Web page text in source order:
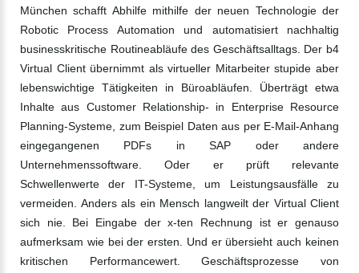
München schafft Abhilfe mithilfe der neuen Technologie der
Robotic Process Automation und automatisiert nachhaltig
businesskritische Routineabläufe des Geschäftsalltags. Der b4
Virtual Client übernimmt als virtueller Mitarbeiter stupide aber
lebenswichtige Tätigkeiten in Büroabläufen. Überträgt etwa
Inhalte aus Customer Relationship- in Enterprise Resource
Planning-Systeme, zum Beispiel Daten aus per E-Mail-Anhang
eingegangenen PDFs in SAP oder andere
Unternehmenssoftware. Oder er prüft relevante
Schwellenwerte der IT-Systeme, um Leistungsausfälle zu
vermeiden. Anders als ein Mensch langweilt der Virtual Client
sich nie. Bei Eingabe der x-ten Rechnung ist er genauso
aufmerksam wie bei der ersten. Und er übersieht auch keinen
kritischen Performancewert. Geschäftsprozesse von